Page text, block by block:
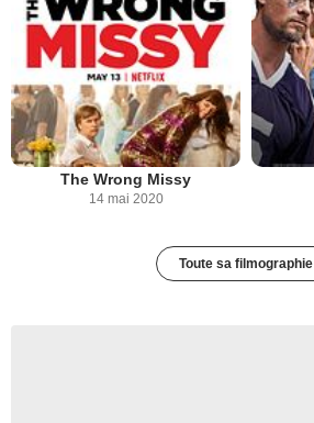
The Wrong Missy
14 mai 2020
Toute sa filmographie